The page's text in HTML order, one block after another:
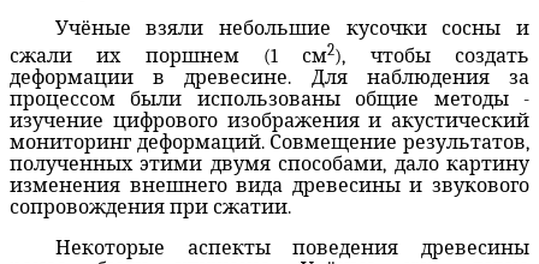
Учёные взяли небольшие кусочки сосны и
сжали их поршнем (1 см2), чтобы создать
деформации в древесине. Для наблюдения за
процессом были использованы общие методы -
изучение цифрового изображения и акустический
мониторинг деформаций. Совмещение результатов,
полученных этими двумя способами, дало картину
изменения внешнего вида древесины и звукового
сопровождения при сжатии.
Некоторые аспекты поведения древесины